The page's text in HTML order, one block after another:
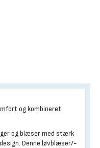
og kombineret
og blæser med stærk
Denne løvblæser/-